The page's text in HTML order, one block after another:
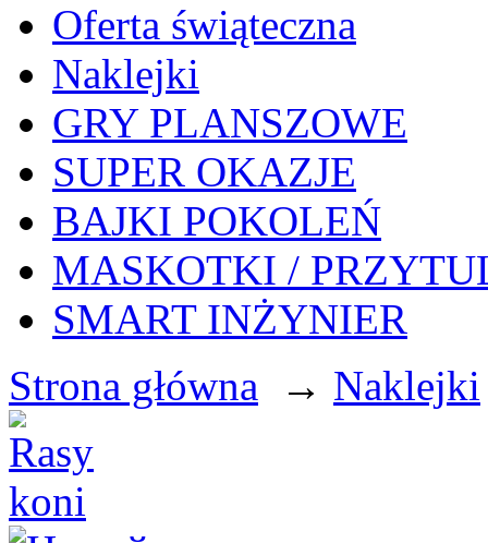
Oferta świąteczna
Naklejki
GRY PLANSZOWE
SUPER OKAZJE
BAJKI POKOLEŃ
MASKOTKI /
SMART INŻYNIER
Strona główna
→ Naklejki